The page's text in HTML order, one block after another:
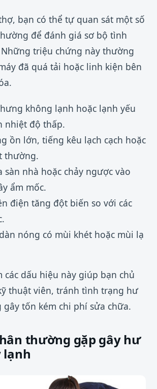
bạn có thể tự quan sát một số
để đánh giá sơ bộ tình
triệu chứng này thường
đã quá tải hoặc linh kiện bên
không lạnh hoặc lạnh yếu
nhiệt độ thấp.
ồn lớn, tiếng kêu lạch cạch hoặc
thường.
sàn nhà hoặc chảy ngược vào
ẩm mốc.
điện tăng đột biến so với các
nóng có mùi khét hoặc mùi lạ
các dấu hiệu này giúp bạn chủ
thuật viên, tránh tình trạng hư
tốn kém chi phí sửa chữa.
thường gặp gây hư
lạnh